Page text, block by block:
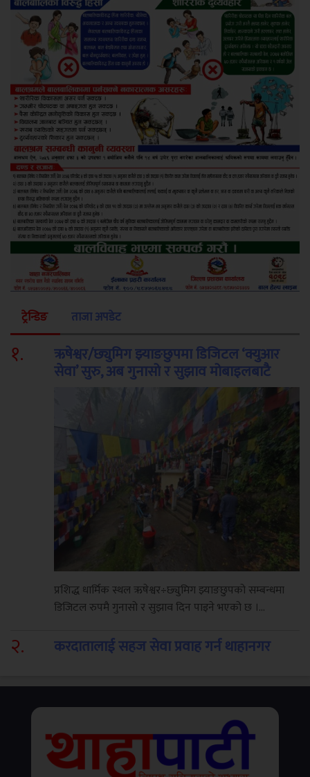
ट्रेन्डिङ ताजा अपडेट
१. ऋषेश्वर/छ्युमिग झ्याङछुपमा डिजिटल ‘क्युआर
सेवा’ सुरु, अब गुनासो र सुझाव मोबाइलबाटै
प्रशिद्ध धार्मिक स्थल ऋषेश्वर÷छ्युमिग झ्याङछुपको सम्बन्धमा
डिजिटल रुपमै गुनासो र सुझाव दिन पाइने भएको छ ।...
२. करदातालाई सहज सेवा प्रवाह गर्न थाहानगर